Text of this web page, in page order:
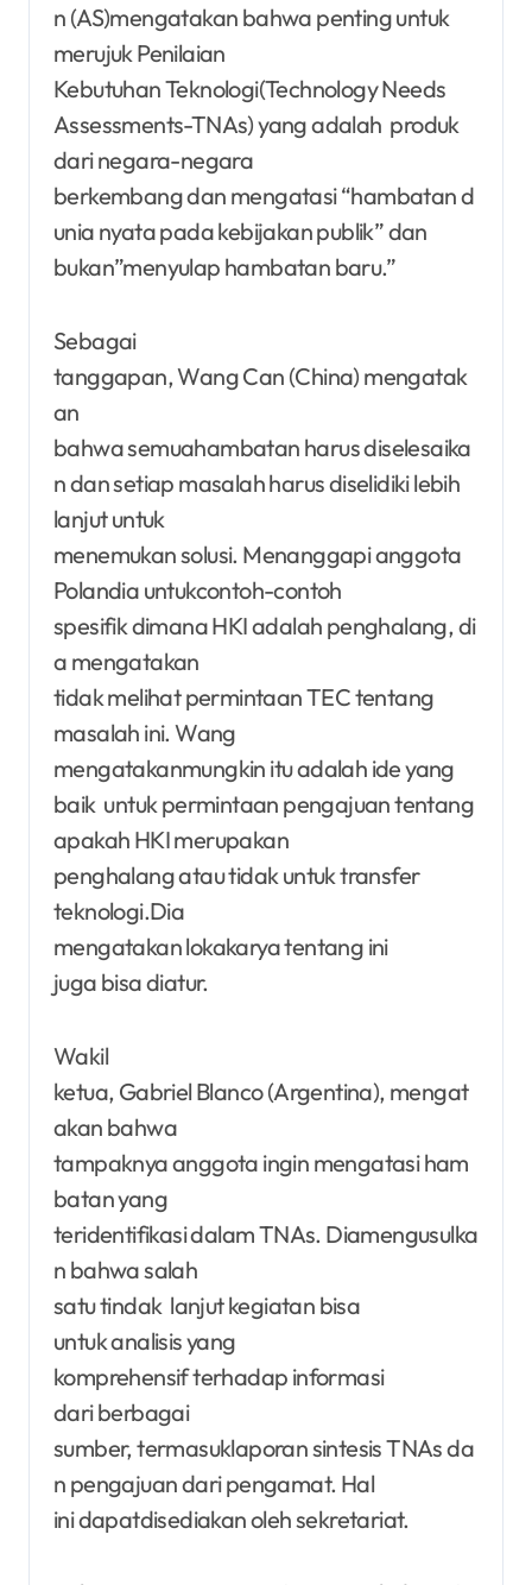
n (AS)mengatakan bahwa penting untuk
merujuk Penilaian
Kebutuhan Teknologi(Technology Needs
Assessments-TNAs) yang adalah produk
dari negara-negara
berkembang dan mengatasi “hambatan d
unia nyata pada kebijakan publik” dan
bukan”menyulap hambatan baru.”
Sebagai
tanggapan, Wang Can (China) mengatak
an
bahwa semuahambatan harus diselesaika
n dan setiap masalah harus diselidiki lebih
lanjut untuk
menemukan solusi. Menanggapi anggota
Polandia untukcontoh-contoh
spesifik dimana HKI adalah penghalang, di
a mengatakan
tidak melihat permintaan TEC tentang
masalah ini. Wang
mengatakanmungkin itu adalah ide yang
baik untuk permintaan pengajuan tentang
apakah HKI merupakan
penghalang atau tidak untuk transfer
teknologi.Dia
mengatakan lokakarya tentang ini
juga bisa diatur.
Wakil
ketua, Gabriel Blanco (Argentina), mengat
akan bahwa
tampaknya anggota ingin mengatasi ham
batan yang
teridentifikasi dalam TNAs. Diamengusulka
n bahwa salah
satu tindak lanjut kegiatan bisa
untuk analisis yang
komprehensif terhadap informasi
dari berbagai
sumber, termasuklaporan sintesis TNAs da
n pengajuan dari pengamat. Hal
ini dapatdisediakan oleh sekretariat.